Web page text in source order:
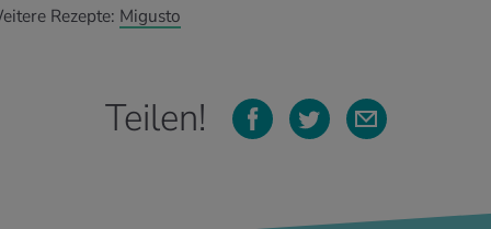
Rezepte: Migusto
Teilen!